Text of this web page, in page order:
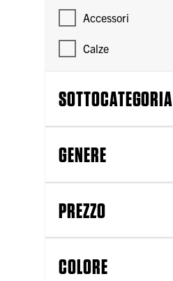
Accessori
Calze
SOTTOCATEGORIA
GENERE
PREZZO
COLORE